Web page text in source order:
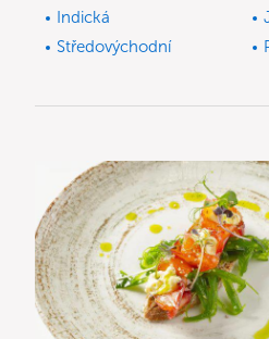
Indická
Středovýchodní